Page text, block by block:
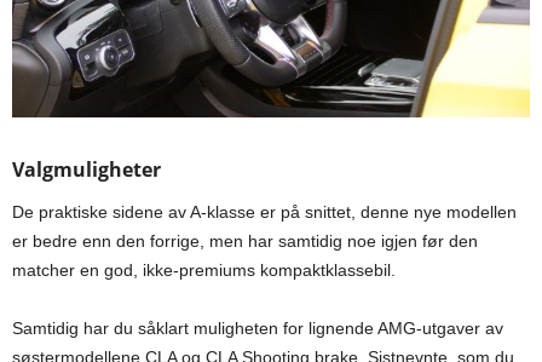
Valgmuligheter
De praktiske sidene av A-klasse er på snittet, denne nye modellen
er bedre enn den forrige, men har samtidig noe igjen før den
matcher en god, ikke-premiums kompaktklassebil.
Samtidig har du såklart muligheten for lignende AMG-utgaver av
søstermodellene CLA og CLA Shooting brake. Sistnevnte, som du